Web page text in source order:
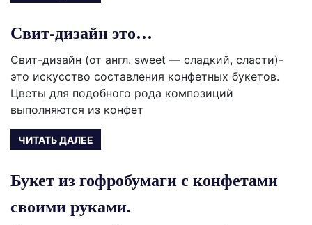
Свит-дизайн это…
Свит-дизайн (от англ. sweet — сладкий, сласти)-
это искусство составления конфетных букетов.
Цветы для подобного рода композиций
выполняются из конфет
ЧИТАТЬ ДАЛЕЕ
Букет из гофробумаги с конфетами
своими руками.